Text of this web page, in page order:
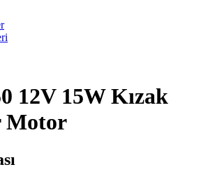
12V 15W Kızak
Motor